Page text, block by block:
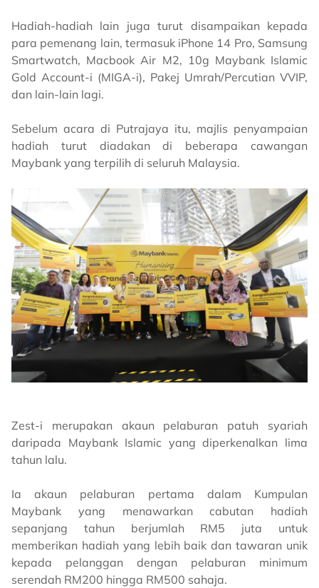
Hadiah-hadiah lain juga turut disampaikan kepada
para pemenang lain, termasuk iPhone 14 Pro, Samsung
Smartwatch, Macbook Air M2, 10g Maybank Islamic
Gold Account-i (MIGA-i), Pakej Umrah/Percutian VVIP,
dan lain-lain lagi.
Sebelum acara di Putrajaya itu, majlis penyampaian
hadiah turut diadakan di beberapa cawangan
Maybank yang terpilih di seluruh Malaysia.
Zest-i merupakan akaun pelaburan patuh syariah
daripada Maybank Islamic yang diperkenalkan lima
tahun lalu.
Ia akaun pelaburan pertama dalam Kumpulan
Maybank yang menawarkan cabutan hadiah
sepanjang tahun berjumlah RM5 juta untuk
memberikan hadiah yang lebih baik dan tawaran unik
kepada pelanggan dengan pelaburan minimum
serendah RM200 hingga RM500 sahaja.